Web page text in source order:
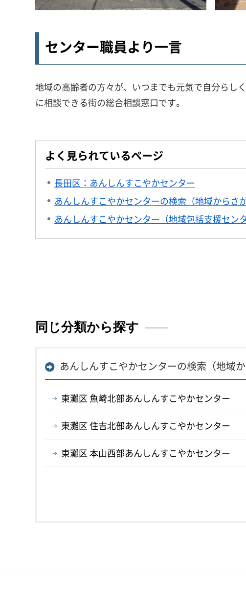
センター職員より一言
地域の高齢者の方々が、いつまでも元気で自分らし
に相談できる街の総合相談窓口です。
よく見られているページ
長田区：あんしんすこやかセンター
あんしんすこやかセンターの検索（地域からさが
あんしんすこやかセンター（地域包括支援センタ
同じ分類から探す
あんしんすこやかセンターの検索（地域か
東灘区 魚崎北部あんしんすこやかセンター
東灘区 住吉北部あんしんすこやかセンター
東灘区 本山西部あんしんすこやかセンター